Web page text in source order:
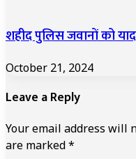
शहीद पुलिस जवानों को
October 21, 2024
Leave a Reply
Your email address will
are marked*